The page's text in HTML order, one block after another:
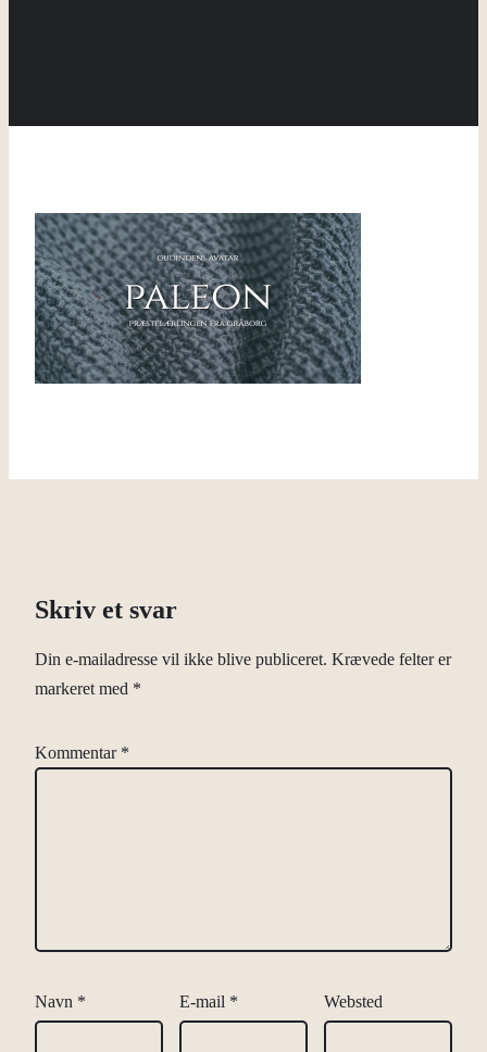
Skriv et svar
Din e-mailadresse vil ikke blive publiceret. Krævede felter er
markeret med *
Kommentar *
Navn * E-mail * Websted